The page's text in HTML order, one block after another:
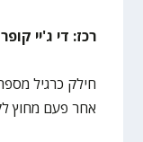
רכז: די ג'יי קופר
חילק כרגיל
אחר פעם מחוץ